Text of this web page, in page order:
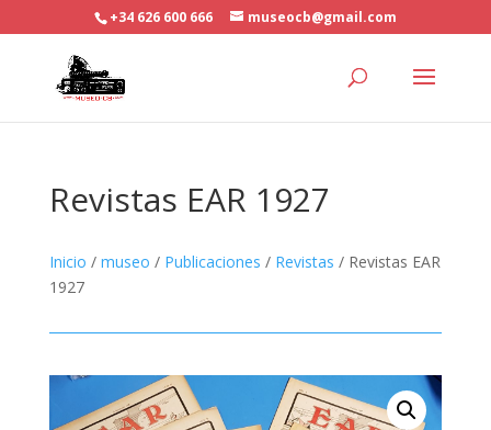
+34 626 600 666 museocb@gmail.com
Revistas EAR 1927
Inicio / museo / Publicaciones / Revistas / Revistas EAR
1927